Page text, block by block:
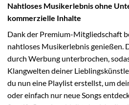
Nahtloses Musikerlebnis ohne
kommerzielle Inhalte
Dank der Premium-Mitgliedschaft
nahtloses Musikerlebnis genießen.
durch Werbung unterbrochen,
Klangwelten deiner
du nun eine Playlist erstellst, um
oder einfach nur neue Songs